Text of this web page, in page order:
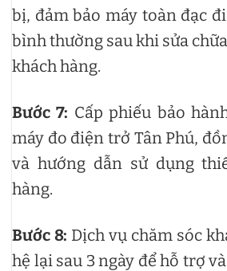
bị, đảm bảo máy toàn đạc
bình thường sau khi sửa
khách hàng.
Bước 7: Cấp phiếu bảo
máy đo điện trở Tân Phú,
và hướng dẫn sử dụng
hàng.
Bước 8: Dịch vụ chăm sóc
hệ lại sau 3 ngày để hỗ trợ